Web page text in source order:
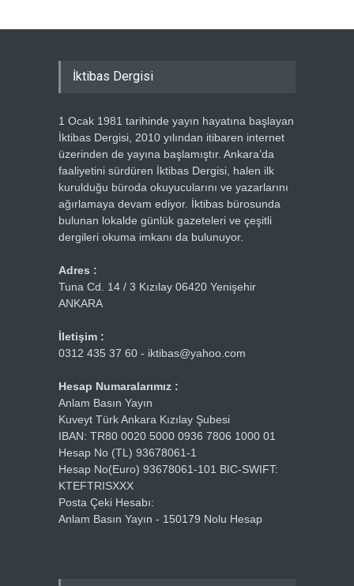
İktibas Dergisi
1 Ocak 1981 tarihinde yayın hayatına başlayan
İktibas Dergisi, 2010 yılından itibaren internet
üzerinden de yayına başlamıştır. Ankara’da
faaliyetini sürdüren İktibas Dergisi, halen ilk
kurulduğu büroda okuyucularını ve yazarlarını
ağırlamaya devam ediyor. İktibas bürosunda
bulunan lokalde günlük gazeteleri ve çeşitli
dergileri okuma imkanı da bulunuyor.
Adres :
Tuna Cd. 14 / 3 Kızılay 06420 Yenişehir
ANKARA
İletişim :
0312 435 37 60 - iktibas@yahoo.com
Hesap Numaralarımız :
Anlam Basın Yayın
Kuveyt Türk Ankara Kızılay Şubesi
IBAN: TR80 0020 5000 0936 7806 1000 01
Hesap No (TL) 93678061-1
Hesap No(Euro) 93678061-101 BIC-SWIFT:
KTEFTRISXXX
Posta Çeki Hesabı:
Anlam Basın Yayın - 150179 Nolu Hesap